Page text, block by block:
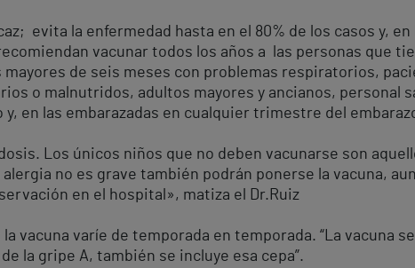
evita la enfermedad hasta en el 80% de los casos y, en
vacunar todos los años a las personas que
de seis meses con problemas respiratorios,
o malnutridos, adultos mayores y ancianos, personal
en las embarazadas en cualquier trimestre del
Los únicos niños que no deben vacunarse son
no es grave también podrán ponerse la vacuna,
en el hospital», matiza el Dr.Ruiz
vacuna varíe de temporada en temporada. “La vacuna
la gripe A, también se incluye esa cepa”.